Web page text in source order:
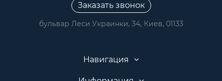
Заказать звонок
бульвар Леси Украинки, 34, Киев, 01133
Навигация